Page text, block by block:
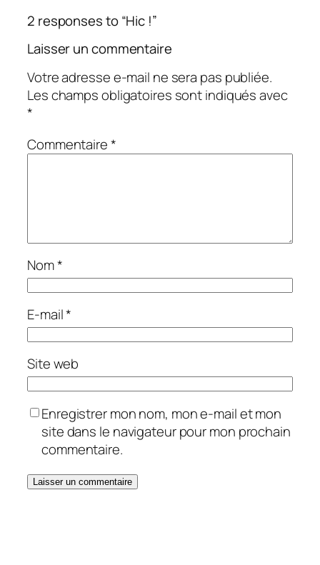
2 responses to “Hic !”
Laisser un commentaire
Votre adresse e-mail ne sera pas publiée.
Les champs obligatoires sont indiqués avec
*
Commentaire*
Nom*
E-mail*
Site web
Enregistrer mon nom, mon e-mail et mon
site dans le navigateur pour mon prochain
commentaire.